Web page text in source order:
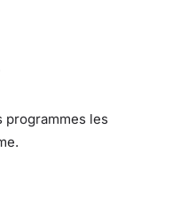
programmes les